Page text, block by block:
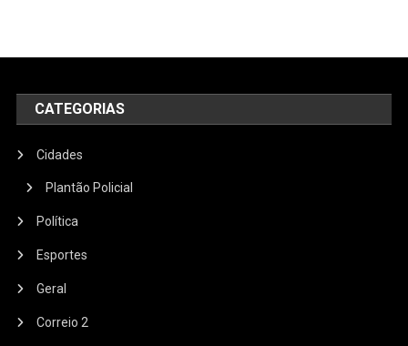
CATEGORIAS
Cidades
Plantão Policial
Política
Esportes
Geral
Correio 2